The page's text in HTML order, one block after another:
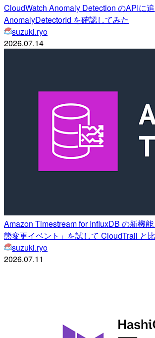
CloudWatch Anomaly Detection のAPIに
AnomalyDetectorId を確認してみた
suzuki.ryo
2026.07.14
Amazon Timestream for InfluxDB の新機
態変更イベント」を試して CloudTrail と
suzuki.ryo
2026.07.11